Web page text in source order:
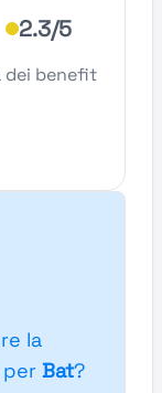
2.3/5
dei benefit
la
Bat?